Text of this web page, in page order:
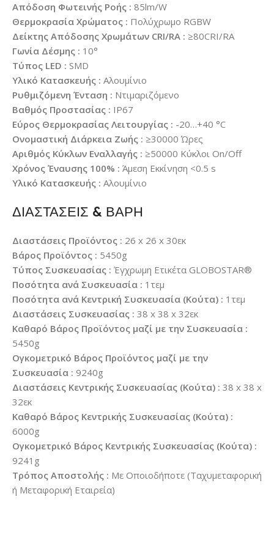
Απόδοση Φωτεινής Ροής : 85lm/W
Θερμοκρασία Χρώματος : Πολύχρωμο RGBW
Δείκτης Απόδοσης Χρωμάτων CRI/RA : ≥80CRI/RA
Γωνία Δέσμης : 10°
Τύπος LED : SMD
Υλικό Κατασκευής : Αλουμίνιο
Ρυθμιζόμενη Ένταση : Ντιμαριζόμενο
Βαθμός Προστασίας : IP67
Εύρος Θερμοκρασίας Λειτουργίας : -20…+40 °C
Ονομαστική Διάρκεια Ζωής : ≥30000 Ώρες
Αριθμός Κύκλων Εναλλαγής : ≥50000 Κύκλοι On/Off
Χρόνος Έναυσης 100% : Άμεση Εκκίνηση <0.5 s
Υλικό Κατασκευής : Αλουμίνιο
ΔΙΑΣΤΑΣΕΙΣ & ΒΑΡΗ
Διαστάσεις Προϊόντος : 26 x 26 x 30εκ
Βάρος Προϊόντος : 5450g
Τύπος Συσκευασίας : Έγχρωμη Ετικέτα GLOBOSTAR®
Ποσότητα ανά Συσκευασία : 1τεμ
Ποσότητα ανά Κεντρική Συσκευασία (Κούτα) : 1τεμ
Διαστάσεις Συσκευασίας : 38 x 38 x 32εκ
Καθαρό Βάρος Προϊόντος μαζί με την Συσκευασία :
5450g
Ογκομετρικό Βάρος Προϊόντος μαζί με την
Συσκευασία : 9240g
Διαστάσεις Κεντρικής Συσκευασίας (Κούτα) : 38 x 38 x
32εκ
Καθαρό Βάρος Κεντρικής Συσκευασίας (Κούτα) :
6000g
Ογκομετρικό Βάρος Κεντρικής Συσκευασίας (Κούτα) :
9241g
Τρόπος Αποστολής : Με Οποιοδήποτε (Ταχυμεταφορική
ή Μεταφορική Εταιρεία)